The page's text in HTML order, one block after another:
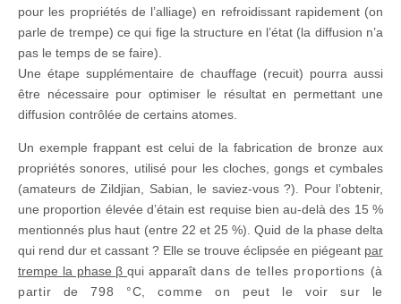
pour les propriétés de l’alliage) en refroidissant rapidement (on
parle de trempe) ce qui fige la structure en l’état (la diffusion n’a
pas le temps de se faire).
Une étape supplémentaire de chauffage (recuit) pourra aussi
être nécessaire pour optimiser le résultat en permettant une
diffusion contrôlée de certains atomes.
Un exemple frappant est celui de la fabrication de bronze aux
propriétés sonores, utilisé pour les cloches, gongs et cymbales
(amateurs de Zildjian, Sabian, le saviez-vous ?). Pour l’obtenir,
une proportion élevée d’étain est requise bien au-delà des 15 %
mentionnés plus haut (entre 22 et 25 %). Quid de la phase delta
qui rend dur et cassant ? Elle se trouve éclipsée en piégeant par
trempe la phase βqui apparaît dans de telles proportions (à
partir de 798 °C,comme on peut le voir sur le